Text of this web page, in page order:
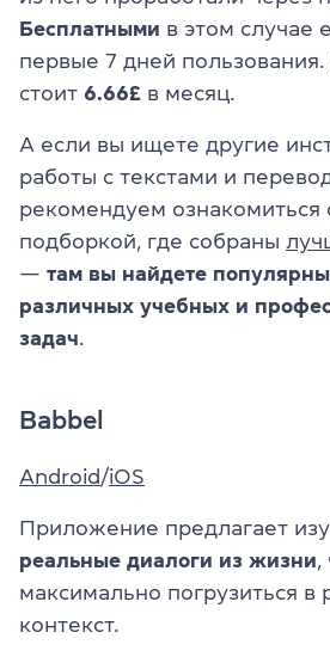
Бесплатными в этом случае
первые 7 дней
стоит 6.66£ в месяц.
А если вы ищете другие
работы с текстами и
рекомендуем ознакомиться
подборкой, где собраны
— там вы найдете
различных учебных и
задач.
Babbel
Android/iOS
Приложение предлагает
реальные диалоги из жизни,
максимально погрузиться в
контекст.